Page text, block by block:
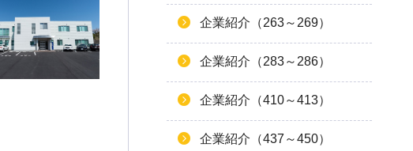
企業紹介（263～269）
企業紹介（283～286）
企業紹介（410～413）
企業紹介（437～450）